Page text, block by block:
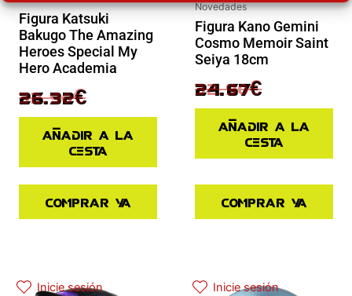
Figura Katsuki
Bakugo The Amazing
Heroes Special My
Hero Academia
32.90€
26.32€
Añadir a la
cesta
Comprar ya
Novedades
Figura Kano Gemini
Cosmo Memoir Saint
Seiya 18cm
32.90€
24.67€
Añadir a la
cesta
Comprar ya
Inicie sesión Inicie sesión